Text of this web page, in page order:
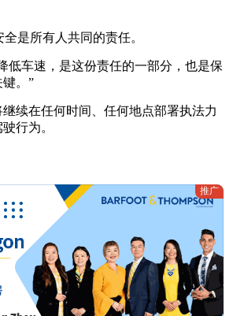
是所有人共同的责任。
低车速，是这份责任的一部分，也是保
。”
续在任何时间、任何地点部署执法力
行为。
推广